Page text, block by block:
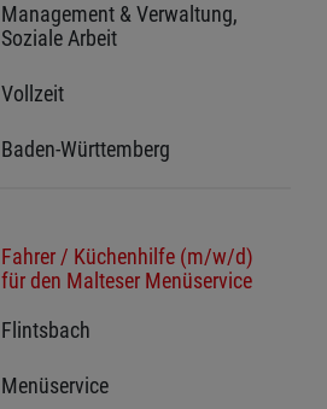
Management & Verwaltung,
Soziale Arbeit
Vollzeit
Baden-Württemberg
Fahrer / Küchenhilfe (m/w/d)
für den Malteser Menüservice
Flintsbach
Menüservice